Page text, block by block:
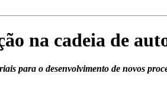
na cadeia de
para o desenvolvimento de novos